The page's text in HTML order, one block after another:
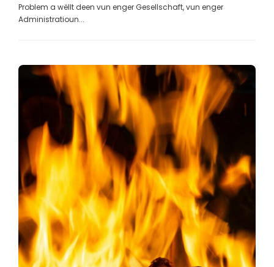
Problem a wëllt deen vun enger Gesellschaft, vun enger
Administratioun...